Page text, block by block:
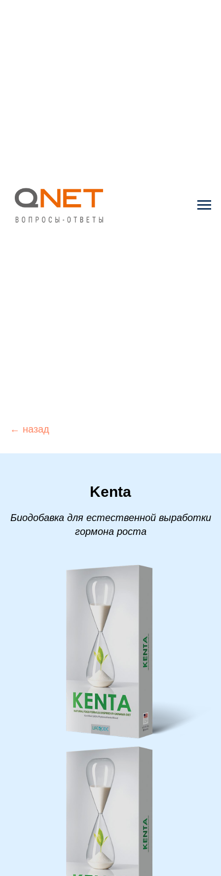
← назад
Kenta
Биодобавка для естественной выработки
гормона роста